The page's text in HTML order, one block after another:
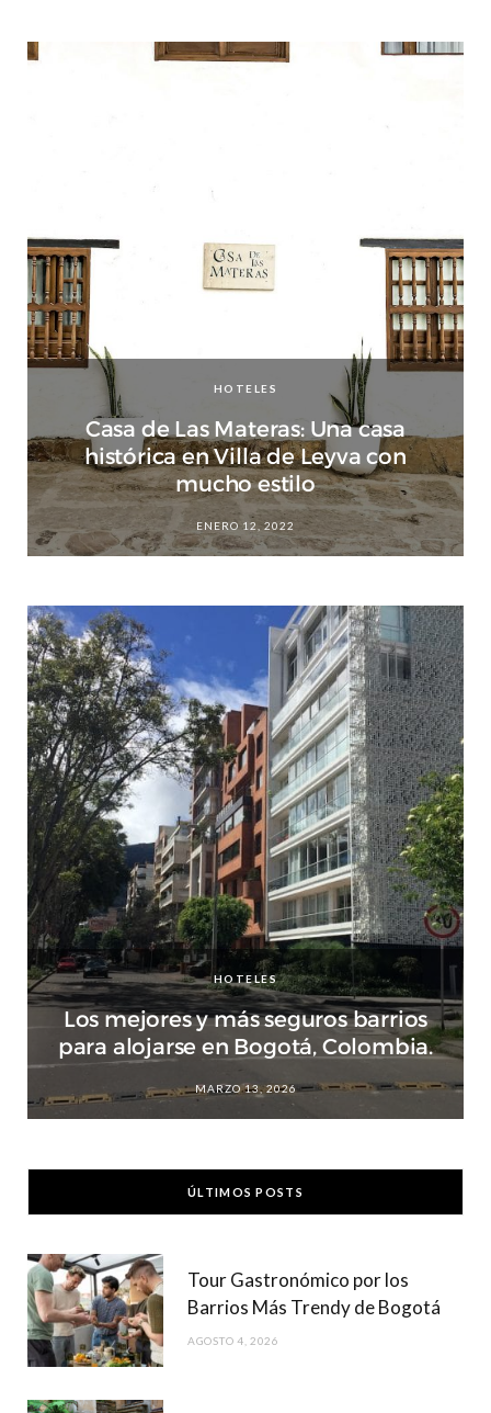
HOTELES
Casa de Las Materas: Una casa
histórica en Villa de Leyva con
mucho estilo
ENERO 12, 2022
HOTELES
Los mejores y más seguros barrios
para alojarse en Bogotá, Colombia.
MARZO 13, 2026
ÚLTIMOS POSTS
Tour Gastronómico por los
Barrios Más Trendy de Bogotá
AGOSTO 4, 2026